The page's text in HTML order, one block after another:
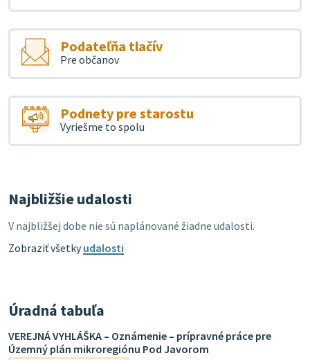
Podateľňa tlačív
Pre občanov
Podnety pre starostu
Vyriešme to spolu
Najbližšie udalosti
V najbližšej dobe nie sú naplánované žiadne udalosti.
Zobraziť všetkyudalosti
Úradná tabuľa
VEREJNÁ VYHLÁŠKA – Oznámenie – prípravné práce pre
Územný plán mikroregiónu Pod Javorom